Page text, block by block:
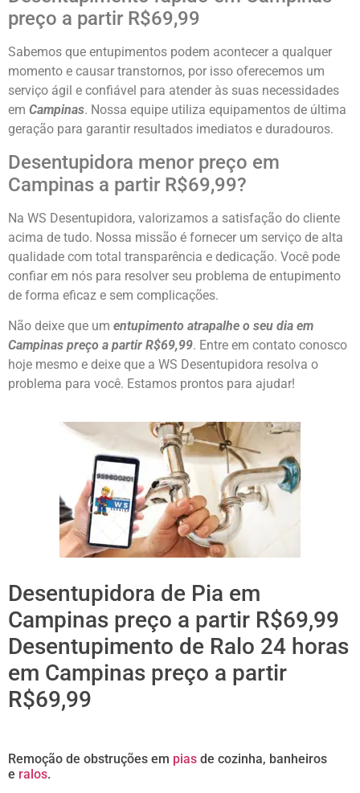
preço a partir R$69,99
Sabemos que entupimentos podem acontecer a qualquer
momento e causar transtornos, por isso oferecemos um
serviço ágil e confiável para atender às suas necessidades
em Campinas. Nossa equipe utiliza equipamentos de última
geração para garantir resultados imediatos e duradouros.
Desentupidora menor preço em
Campinas a partir R$69,99?
Na WS Desentupidora, valorizamos a satisfação do cliente
acima de tudo. Nossa missão é fornecer um serviço de alta
qualidade com total transparência e dedicação. Você pode
confiar em nós para resolver seu problema de entupimento
de forma eficaz e sem complicações.
Não deixe que um entupimento atrapalhe o seu dia em
Campinas preço a partir R$69,99. Entre em contato conosco
hoje mesmo e deixe que a WS Desentupidora resolva o
problema para você. Estamos prontos para ajudar!
Desentupidora de Pia em
Campinas preço a partir R$69,99
Desentupimento de Ralo 24 horas
em Campinas preço a partir
R$69,99
Remoção de obstruções em pias de cozinha, banheiros
e ralos.